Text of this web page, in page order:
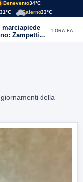
Benevento34°C
31°C Salerno33°C
marciapiede
Zampetti e
1 ORA FA
della